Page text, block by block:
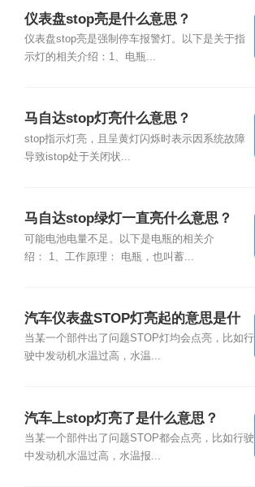
仪表盘stop亮是什么意思？
仪表盘stop亮是强制停车报警灯。以下是关于指
示灯的相关介绍：1、电瓶...
马自达stop灯亮什么意思？
stop指示灯亮，且呈黄灯闪烁时表示因系统故障
导致istop处于关闭状...
马自达stop绿灯一直亮什么意思？
可能电池电量不足。以下是电瓶的相关介
绍： 1、工作原理： 电瓶，也叫蓄...
汽车仪表盘STOP灯亮起的意思是什
么？
当某一个部件出了问题STOP灯均会点亮，比如行
驶中发动机水温过高，水温...
汽车上stop灯亮了是什么意思？
当某一个部件出了问题STOP都会点亮，比如行驶
中发动机水温过高，水温报...